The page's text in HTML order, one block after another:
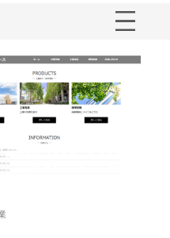
イトが提供する充実した情報内